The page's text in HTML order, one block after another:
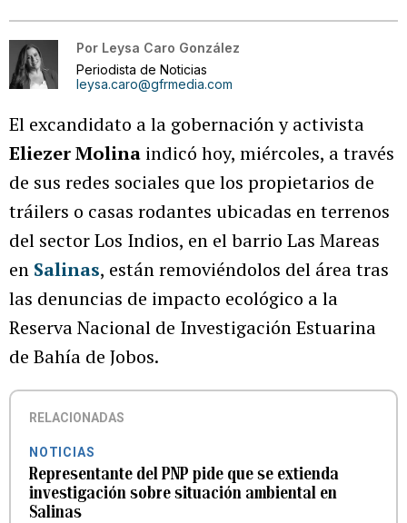
Por Leysa Caro González
Periodista de Noticias
leysa.caro@gfrmedia.com
El excandidato a la gobernación y activista
Eliezer Molina indicó hoy, miércoles, a través
de sus redes sociales que los propietarios de
tráilers o casas rodantes ubicadas en terrenos
del sector Los Indios, en el barrio Las Mareas
en Salinas, están removiéndolos del área tras
las denuncias de impacto ecológico a la
Reserva Nacional de Investigación Estuarina
de Bahía de Jobos.
RELACIONADAS
NOTICIAS
Representante del PNP pide que se extienda
investigación sobre situación ambiental en
Salinas